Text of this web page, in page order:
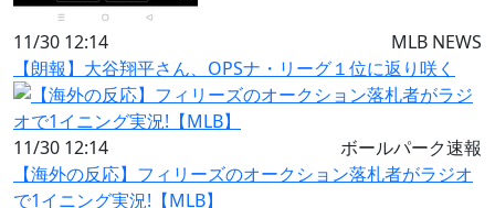
11/30 12:14
MLB NEWS
【朗報】大谷翔平さん、OPSナ・リーグ１位に返り咲く
11/30 12:14
ボールパーク速報
【海外の反応】フィリーズのオークション落札者がラジオ
で1イニング実況!【MLB】